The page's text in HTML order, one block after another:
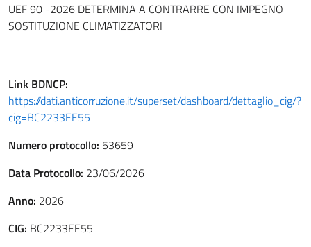
UEF 90 -2026 DETERMINA A CONTRARRE CON IMPEGNO
SOSTITUZIONE CLIMATIZZATORI
Link BDNCP:
https://dati.anticorruzione.it/superset/dashboard/dettaglio_cig/?
cig=BC2233EE55
Numero protocollo: 53659
Data Protocollo: 23/06/2026
Anno: 2026
CIG: BC2233EE55